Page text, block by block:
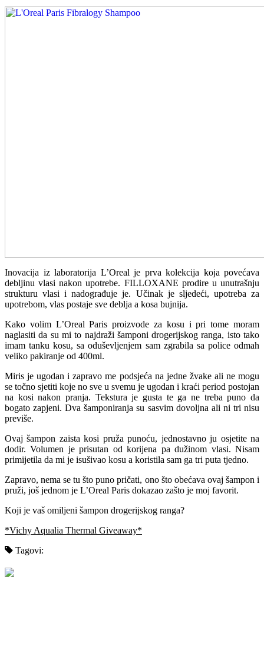
Inovacija iz laboratorija L’Oreal je prva kolekcija koja povećava
debljinu vlasi nakon upotrebe. FILLOXANE prodire u unutrašnju
strukturu vlasi i nadograđuje je. Učinak je sljedeći, upotreba za
upotrebom, vlas postaje sve deblja a kosa bujnija.
Kako volim L’Oreal Paris proizvode za kosu i pri tome moram
naglasiti da su mi to najdraži šamponi drogerijskog ranga, isto tako
imam tanku kosu, sa oduševljenjem sam zgrabila sa police odmah
veliko pakiranje od 400ml.
Miris je ugodan i zapravo me podsjeća na jedne žvake ali ne mogu
se točno sjetiti koje no sve u svemu je ugodan i kraći period postojan
na kosi nakon pranja. Tekstura je gusta te ga ne treba puno da
bogato zapjeni. Dva šamponiranja su sasvim dovoljna ali ni tri nisu
previše.
Ovaj šampon zaista kosi pruža punoću, jednostavno ju osjetite na
dodir. Volumen je prisutan od korijena pa dužinom vlasi. Nisam
primijetila da mi je isušivao kosu a koristila sam ga tri puta tjedno.
Zapravo, nema se tu što puno pričati, ono što obećava ovaj šampon i
pruži, još jednom je L’Oreal Paris dokazao zašto je moj favorit.
Koji je vaš omiljeni šampon drogerijskog ranga?
*Vichy Aqualia Thermal Giveaway*
Tagovi: